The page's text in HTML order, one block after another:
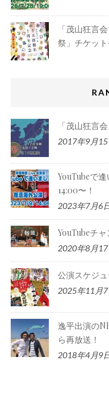
「茂山狂言
祭」チケッ
「茂山狂言
2017年9月
YouTubeで
14:00〜！
2023年7月6
YouTubeチ
2020年8月
公演スケジュ
2025年11月
逸平出演の
ら再放送！
2018年4月9